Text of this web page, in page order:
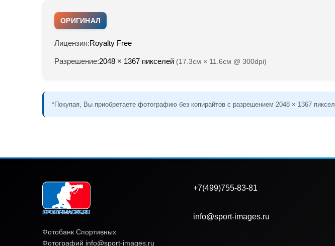
ОРИГИНАЛ
Лицензия:Royalty Free
Разрешение:2048 × 1367 пикселей (17.3см × 11.6см @ 300dpi)
*Покупая, Вы приобретаете фотографию без копирайтов с разрешением 2048 × 1367
Фотобанк Спортивных
Фотографий info@sport-images.ru
+7(499)755-83-81
info@sport-images.ru